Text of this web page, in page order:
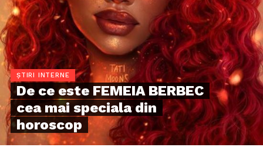
ȘTIRI INTERNE
De ce este FEMEIA BERBEC
cea mai speciala din
horoscop